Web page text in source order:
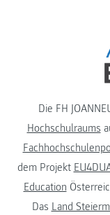
Die FH
Hochschulraums
dem Projekt
Education
Das Land